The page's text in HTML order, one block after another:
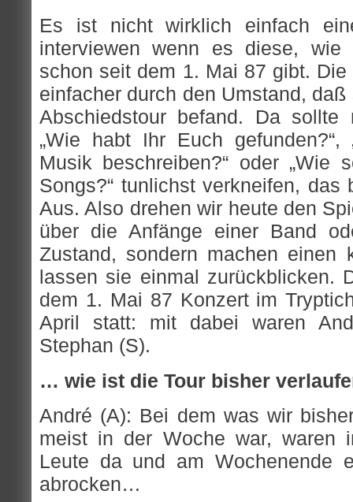
Es ist nicht wirklich einfach
interviewen wenn es diese, wie
schon seit dem 1. Mai 87 gibt.
einfacher durch den Umstand,
Abschiedstour befand. Da
„Wie habt Ihr Euch
Musik beschreiben?“ oder „Wie
Songs?“ tunlichst verkneifen,
Aus. Also drehen wir heute den
über die Anfänge einer Band
Zustand, sondern machen einen
lassen sie einmal zurückblicken.
dem 1. Mai 87 Konzert im
April statt: mit dabei waren
Stephan (S).
… wie ist die Tour bisher
André (A): Bei dem was wir
meist in der Woche war, waren
Leute da und am Wochenende
abrocken…